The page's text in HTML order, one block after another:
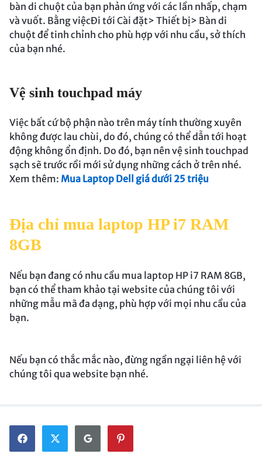
bàn di chuột của bạn phản ứng với các lần nhấp, chạm
và vuốt. Bằng việcĐi tới Cài đặt> Thiết bị> Bàn di
chuột để tinh chỉnh cho phù hợp với nhu cầu, sở thích
của bạn nhé.
Vệ sinh touchpad máy
Việc bất cứ bộ phận nào trên máy tính thường xuyên
không được lau chùi, do đó, chúng có thể dẫn tới hoạt
động không ổn định. Do đó, bạn nên vệ sinh touchpad
sạch sẽ trước rồi mới sử dụng những cách ở trên nhé.
Xem thêm: Mua Laptop Dell giá dưới 25 triệu
Địa chỉ mua laptop HP i7 RAM
8GB
Nếu bạn đang có nhu cầu mua laptop HP i7 RAM 8GB,
bạn có thể tham khảo tại website của chúng tôi với
những mẫu mã đa dạng, phù hợp với mọi nhu cầu của
bạn.
Nếu bạn có thắc mắc nào, đừng ngần ngại liên hệ với
chúng tôi qua website bạn nhé.